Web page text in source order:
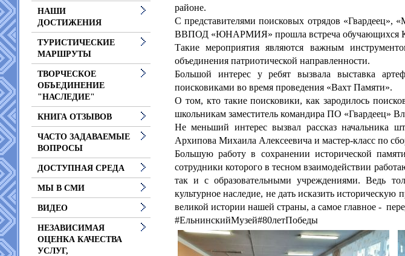
районе.
С представителями поисковых отрядов
ВВПОД «ЮНАРМИЯ» прошла встреча обучающихся
Такие мероприятия являются важным
объединения патриотической направленности.
Большой интерес у ребят вызвала выставка
поисковиками во время проведения «Вахт Памяти».
О том, кто такие поисковики, как зародилось
школьникам заместитель командира ПО «Гвардеец»
Не меньший интерес вызвал рассказ начальника
Архипова Михаила Алексеевича и мастер-класс по
Большую работу в сохранении исторической
сотрудники которого в тесном взаимодействии
так и с образовательными учреждениями. Ведь
культурное наследие, не дать исказить
великой истории нашей страны, а самое главное -
#ЕльнинскийМузей#80летПобеды
НАШИ
ДОСТИЖЕНИЯ
ТУРИСТИЧЕСКИЕ
МАРШРУТЫ
ТВОРЧЕСКОЕ
ОБЪЕДИНЕНИЕ
"НАСЛЕДИЕ"
КНИГА ОТЗЫВОВ
ЧАСТО ЗАДАВАЕМЫЕ
ВОПРОСЫ
ДОСТУПНАЯ СРЕДА
МЫ В СМИ
ВИДЕО
НЕЗАВИСИМАЯ
ОЦЕНКА КАЧЕСТВА
УСЛУГ,